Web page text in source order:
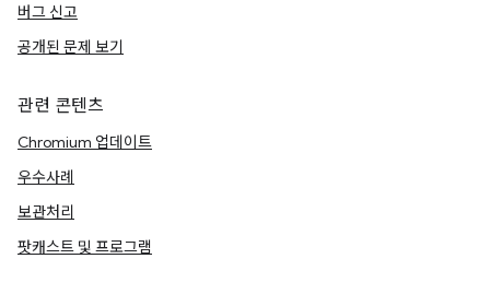
버그 신고
공개된 문제 보기
관련 콘텐츠
Chromium 업데이트
우수사례
보관처리
팟캐스트 및 프로그램